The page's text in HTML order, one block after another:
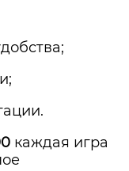
каждая игра